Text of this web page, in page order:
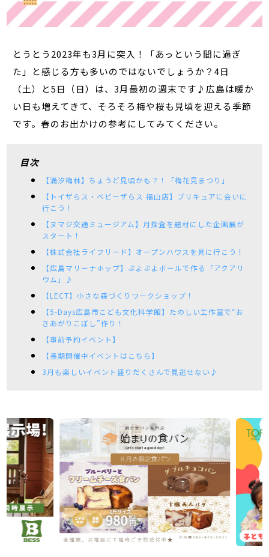
とうとう2023年も3月に突入！「あっという間に過ぎ
た」と感じる方も多いのではないでしょうか？4日
（土）と5日（日）は、3月最初の週末です♪広島は暖か
い日も増えてきて、そろそろ梅や桜も見頃を迎える季節
です。春のお出かけの参考にしてみてください。
目次
【満汐梅林】ちょうど見頃かも？！「梅花見まつり」
【トイザらス・ベビーザらス 福山店】プリキュアに会いに
行こう！
【ヌマジ交通ミュージアム】月探査を題材にした企画展が
スタート！
【株式会社ライフリード】オープンハウスを見に行こう！
【広島マリーナホップ】ぷよぷよボールで作る「アクアリ
ウム」♪
【LECT】小さな森づくりワークショップ！
【5-Days広島市こども文化科学館】たのしい工作室で“お
きあがりこぼし”作り！
【事前予約イベント】
【長期開催中イベントはこちら】
3月も楽しいイベント盛りだくさんで見逃せない♪